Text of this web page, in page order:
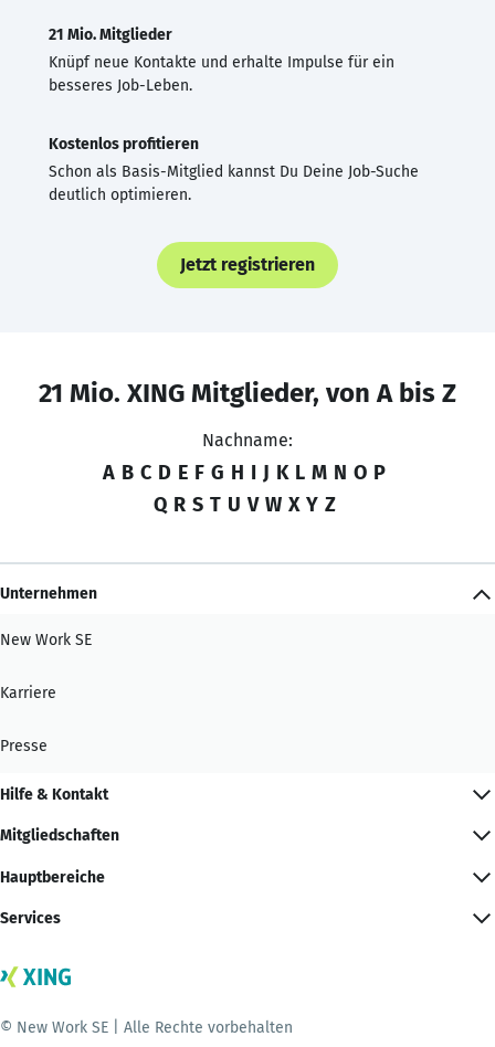
21 Mio. Mitglieder
Knüpf neue Kontakte und erhalte Impulse für ein
besseres Job-Leben.
Kostenlos profitieren
Schon als Basis-Mitglied kannst Du Deine Job-Suche
deutlich optimieren.
Jetzt registrieren
21 Mio. XING Mitglieder, von A bis Z
Nachname:
A B C D E F G H I J K L M N O P
Q R S T U V W X Y Z
Unternehmen
New Work SE
Karriere
Presse
Hilfe & Kontakt
Mitgliedschaften
Hauptbereiche
Services
© New Work SE | Alle Rechte vorbehalten